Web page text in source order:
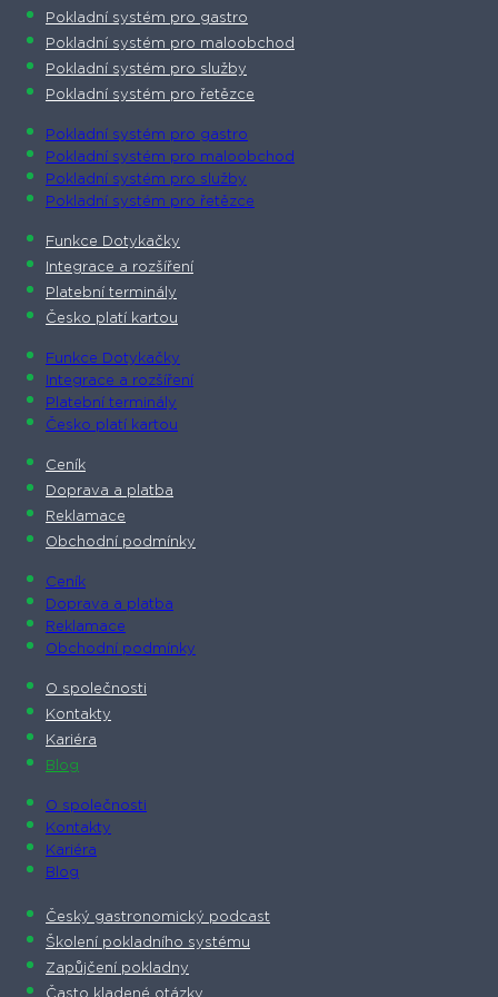
Pokladní systém pro gastro
Pokladní systém pro maloobchod
Pokladní systém pro služby
Pokladní systém pro řetězce
Pokladní systém pro gastro
Pokladní systém pro maloobchod
Pokladní systém pro služby
Pokladní systém pro řetězce
Funkce Dotykačky
Integrace a rozšíření
Platební terminály
Česko platí kartou
Funkce Dotykačky
Integrace a rozšíření
Platební terminály
Česko platí kartou
Ceník
Doprava a platba
Reklamace
Obchodní podmínky
Ceník
Doprava a platba
Reklamace
Obchodní podmínky
O společnosti​
Kontakty
Kariéra
Blog
O společnosti​
Kontakty
Kariéra
Blog
Český gastronomický podcast​
Školení pokladního systému
Zapůjčení pokladny